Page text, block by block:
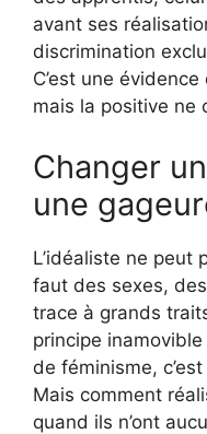
avant ses
discrimination
C’est une
mais la positive ne
Changer
une
L’idéaliste ne peut
faut des sexes,
trace à grands
principe inamovible
de féminisme,
Mais comment
quand ils n’ont